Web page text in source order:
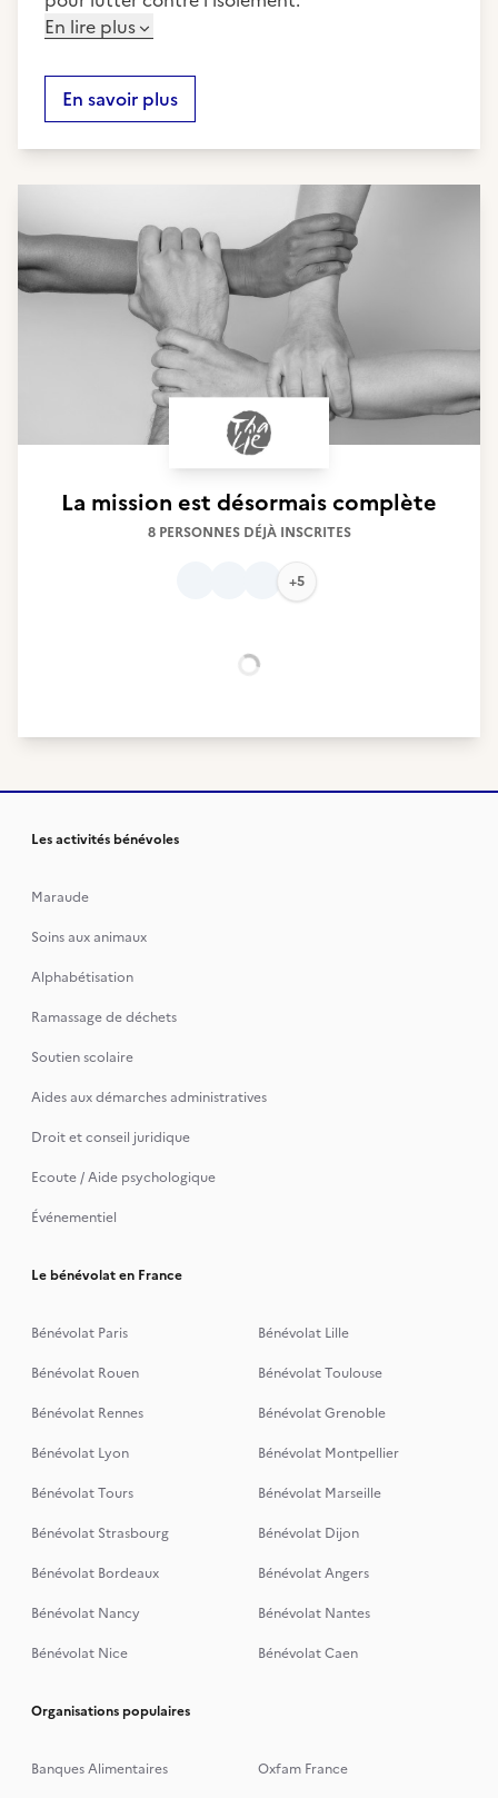
En lire plus
En savoir plus
La mission est désormais complète
8 PERSONNES DÉJÀ INSCRITES
+5
Les activités bénévoles
Maraude
Soins aux animaux
Alphabétisation
Ramassage de déchets
Soutien scolaire
Aides aux démarches administratives
Droit et conseil juridique
Ecoute / Aide psychologique
Événementiel
Le bénévolat en France
Bénévolat Paris
Bénévolat Lille
Bénévolat Rouen
Bénévolat Toulouse
Bénévolat Rennes
Bénévolat Grenoble
Bénévolat Lyon
Bénévolat Montpellier
Bénévolat Tours
Bénévolat Marseille
Bénévolat Strasbourg
Bénévolat Dijon
Bénévolat Bordeaux
Bénévolat Angers
Bénévolat Nancy
Bénévolat Nantes
Bénévolat Nice
Bénévolat Caen
Organisations populaires
Banques Alimentaires
Oxfam France